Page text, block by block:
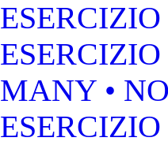
MANY •